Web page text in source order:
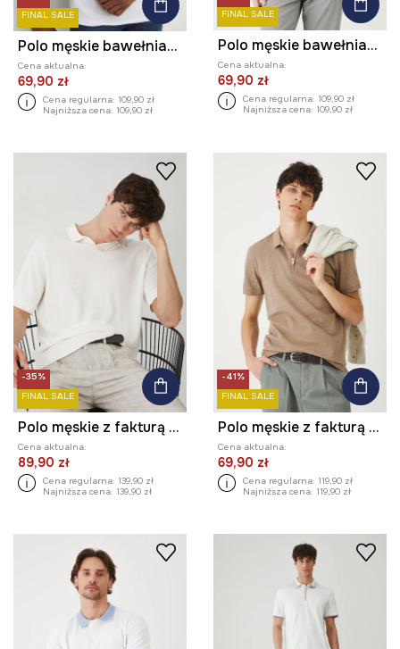
FINAL SALE
Polo męskie bawełniane z elastanem
Cena aktualna:
69,90 zł
Cena regularna: 109,90 zł
Najniższa cena: 109,90 zł
FINAL SALE
Polo męskie bawełniane z elastanem
Cena aktualna:
69,90 zł
Cena regularna: 109,90 zł
Najniższa cena: 109,90 zł
-35%
FINAL SALE
Polo męskie z fakturą kolor beżowy
Cena aktualna:
89,90 zł
Cena regularna: 139,90 zł
Najniższa cena: 139,90 zł
-41%
FINAL SALE
Polo męskie z fakturą kolor beżowy
Cena aktualna:
69,90 zł
Cena regularna: 119,90 zł
Najniższa cena: 119,90 zł